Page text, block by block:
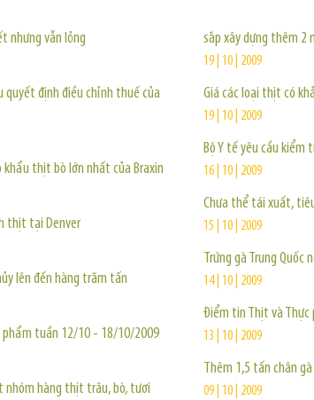
nhưng vẫn lỏng
định điều chỉnh thuế của
thịt bò lớn nhất của Braxin
thịt tại Denver
lên đến hàng trăm tấn
tuần 12/10 - 18/10/2009
nhóm hàng thịt trâu, bò, tươi
sắp xây dựng thêm 2
19 | 10 | 2009
Giá các loại thịt có
19 | 10 | 2009
Bộ Y tế yêu cầu
16 | 10 | 2009
Chưa thể tái xuất,
15 | 10 | 2009
Trứng gà Trung Quốc
14 | 10 | 2009
Điểm tin Thịt và
13 | 10 | 2009
Thêm 1,5 tấn chân
09 | 10 | 2009